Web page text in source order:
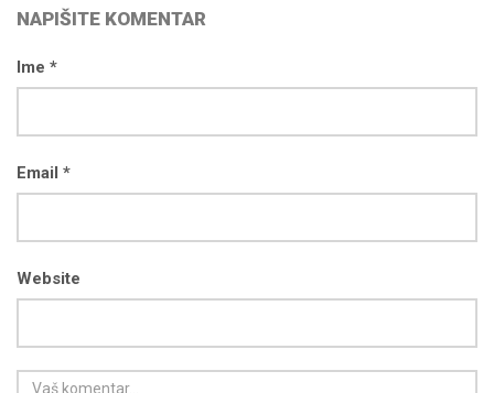
NAPIŠITE KOMENTAR
Ime *
Email *
Website